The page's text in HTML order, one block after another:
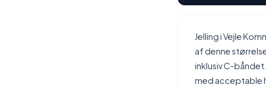
Jelling i Vejle
af denne
inklusiv C-
med acceptable